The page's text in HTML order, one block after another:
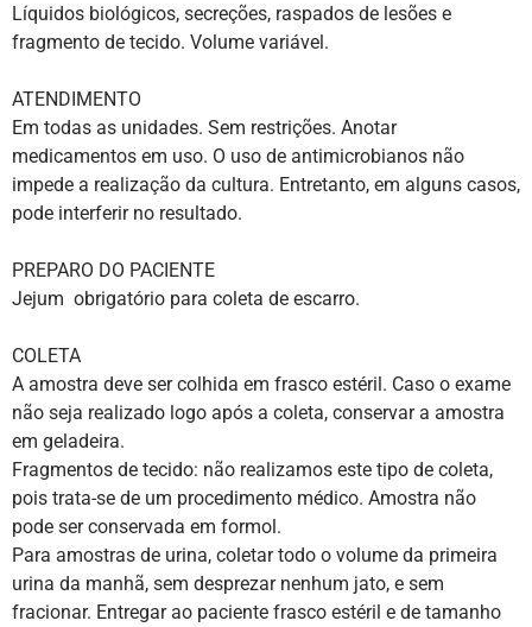
Líquidos biológicos, secreções, raspados de lesões e
fragmento de tecido. Volume variável.
ATENDIMENTO
Em todas as unidades. Sem restrições. Anotar
medicamentos em uso. O uso de antimicrobianos não
impede a realização da cultura. Entretanto, em alguns casos,
pode interferir no resultado.
PREPARO DO PACIENTE
Jejum obrigatório para coleta de escarro.
COLETA
A amostra deve ser colhida em frasco estéril. Caso o exame
não seja realizado logo após a coleta, conservar a amostra
em geladeira.
Fragmentos de tecido: não realizamos este tipo de coleta,
pois trata-se de um procedimento médico. Amostra não
pode ser conservada em formol.
Para amostras de urina, coletar todo o volume da primeira
urina da manhã, sem desprezar nenhum jato, e sem
fracionar. Entregar ao paciente frasco estéril e de tamanho